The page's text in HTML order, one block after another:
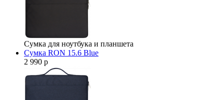
Сумка для ноутбука и планшета
Сумка RON 15.6 Blue
2 990 р